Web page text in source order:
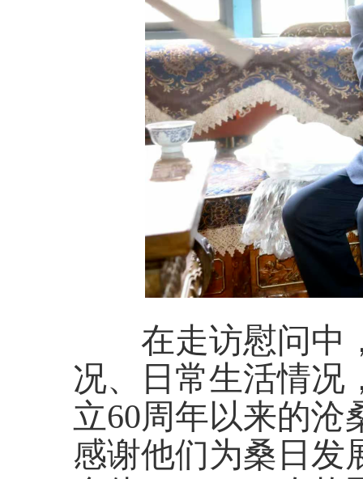
在走访慰问中，
况、日常生活情况
立60周年以来的沧
感谢他们为桑日发